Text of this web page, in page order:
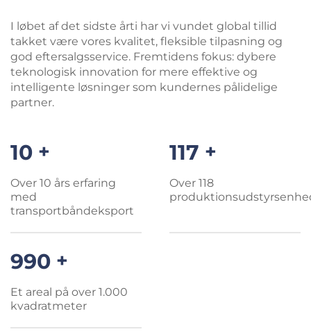
I løbet af det sidste årti har vi vundet global tillid
takket være vores kvalitet, fleksible tilpasning og
god eftersalgsservice. Fremtidens fokus: dybere
teknologisk innovation for mere effektive og
intelligente løsninger som kundernes pålidelige
partner.
10 +
Over 10 års erfaring
med
transportbåndeksport
118 +
Over 118
1000 +
Et areal på over 1.000
kvadratmeter